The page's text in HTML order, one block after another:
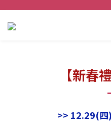
【新春
>> 12.29(